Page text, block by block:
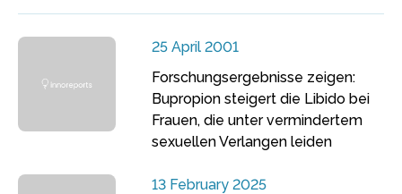
25 April 2001
Forschungsergebnisse zeigen:
Bupropion steigert die Libido bei
Frauen, die unter vermindertem
sexuellen Verlangen leiden
13 February 2025